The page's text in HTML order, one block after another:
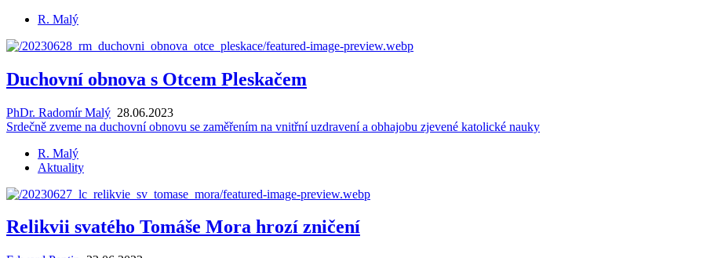
R. Malý
Duchovní obnova s Otcem Pleskačem
PhDr. Radomír Malý 28.06.2023
Sr­deč­ně zveme na du­chov­ní ob­no­vu se za­mě­ře­ním na vnitř­ní uzdra­ve­ní a ob­ha­jo­bu zje­ve­né ka­to­lic­ké nauky
R. Malý
Aktuality
Relikvii svatého Tomáše Mora hrozí zničení